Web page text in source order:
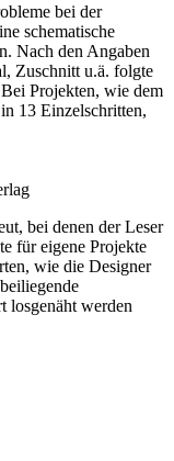
bei der
schematische
Nach den Angaben
Zuschnitt u.ä. folgte
Projekten, wie dem
13 Einzelschritten,
bei denen der Leser
für eigene Projekte
wie die Designer
losgenäht werden